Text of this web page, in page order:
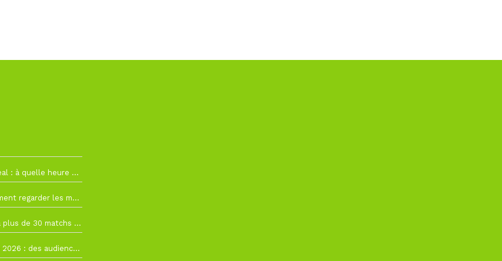
RC Lens – Villarreal : à quelle heure et sur quelle chaîne voir la finale de la Como Cup ?
Como Cup : comment regarder les matchs du RC Lens en direct ?
Ligue 1+ diffusera plus de 30 matchs amicaux avant la reprise de la Ligue 1
Coupe du monde 2026 : des audiences record, mais M6 devrait perdre très gros !